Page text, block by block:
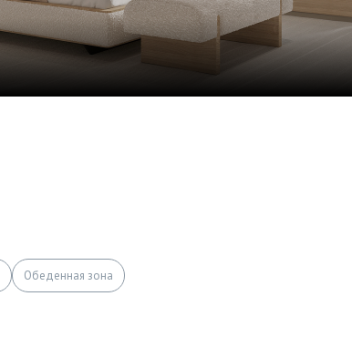
Обеденная зона